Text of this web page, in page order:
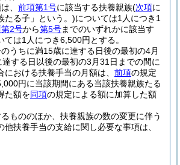
、 前項第1号に該当する扶養親族(次項に
たる子」という。)については1人につき1
2号から第5号までのいずれかに該当す
ては1人につき6,500円とする。
うちに満15歳に達する日後の最初の4月
する日以後の最初の3月31日までの間に
における扶養手当の月額は、 前項の規定
円に当該期間にある当該扶養親族たる
た額を同項の規定による額に加算した額
もののほか、扶養親族の数の変更に伴う
他扶養手当の支給に関し必要な事項は、